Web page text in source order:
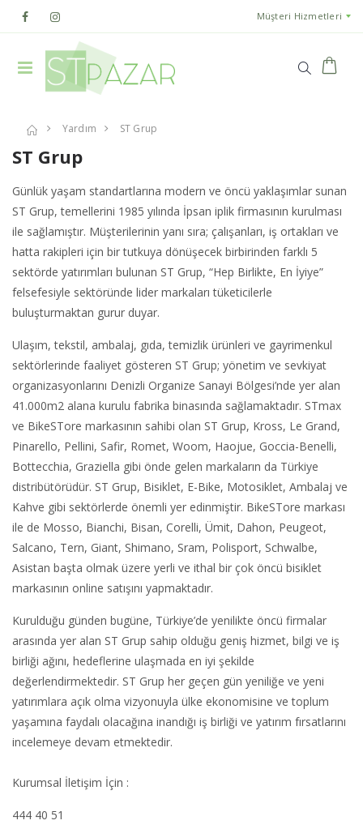
Müşteri Hizmetleri
Yardım ST Grup
ST Grup
Günlük yaşam standartlarına modern ve öncü yaklaşımlar sunan
ST Grup, temellerini 1985 yılında İpsan iplik firmasının kurulması
ile sağlamıştır. Müşterilerinin yanı sıra; çalışanları, iş ortakları ve
hatta rakipleri için bir tutkuya dönüşecek birbirinden farklı 5
sektörde yatırımları bulunan ST Grup, “Hep Birlikte, En İyiye”
felsefesiyle sektöründe lider markaları tüketicilerle
buluşturmaktan gurur duyar.
Ulaşım, tekstil, ambalaj, gıda, temizlik ürünleri ve gayrimenkul
sektörlerinde faaliyet gösteren ST Grup; yönetim ve sevkiyat
organizasyonlarını Denizli Organize Sanayi Bölgesi’nde yer alan
41.000m2 alana kurulu fabrika binasında sağlamaktadır. STmax
ve BikeSTore markasının sahibi olan ST Grup, Kross, Le Grand,
Pinarello, Pellini, Safir, Romet, Woom, Haojue, Goccia-Benelli,
Bottecchia, Graziella gibi önde gelen markaların da Türkiye
distribütörüdür. ST Grup, Bisiklet, E-Bike, Motosiklet, Ambalaj ve
Kahve gibi sektörlerde önemli yer edinmiştir. BikeSTore markası
ile de Mosso, Bianchi, Bisan, Corelli, Ümit, Dahon, Peugeot,
Salcano, Tern, Giant, Shimano, Sram, Polisport, Schwalbe,
Asistan başta olmak üzere yerli ve ithal bir çok öncü bisiklet
markasının online satışını yapmaktadır.
Kurulduğu günden bugüne, Türkiye’de yenilikte öncü firmalar
arasında yer alan ST Grup sahip olduğu geniş hizmet, bilgi ve iş
birliği ağını, hedeflerine ulaşmada en iyi şekilde
değerlendirmektedir. ST Grup her geçen gün yeniliğe ve yeni
yatırımlara açık olma vizyonuyla ülke ekonomisine ve toplum
yaşamına faydalı olacağına inandığı iş birliği ve yatırım fırsatlarını
incelemeye devam etmektedir.
Kurumsal İletişim İçin :
444 40 51